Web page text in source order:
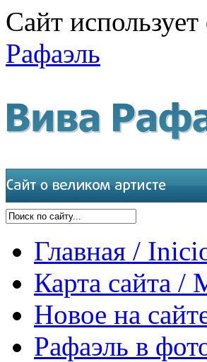
Сайт
Рафаэль
Главная /
Карта сайта /
Новое на
Рафаэль в